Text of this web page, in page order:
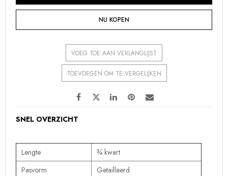
NU KOPEN
VOEG TOE AAN VERLANGLIJST
TOEVOEGEN OM TE VERGELIJKEN
SNEL OVERZICHT
Lengte
¾ kwart
Pasvorm
Getailleerd